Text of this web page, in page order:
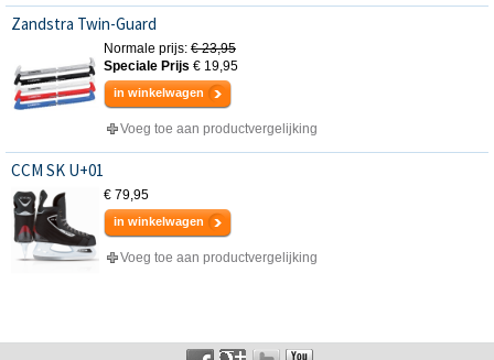
Zandstra Twin-Guard
Normale prijs: € 23,95
Speciale Prijs € 19,95
in winkelwagen
Voeg toe aan productvergelijking
CCM SK U+01
€ 79,95
in winkelwagen
Voeg toe aan productvergelijking